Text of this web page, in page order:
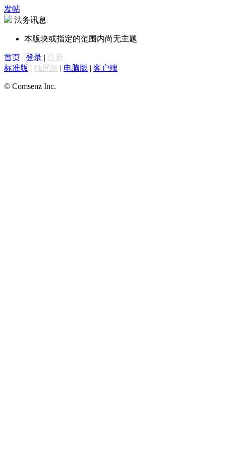
发帖
法务讯息
本版块或指定的范围内尚无主题
首页 | 登录 | 注册
标准版 | 触屏版 | 电脑版 | 客户端
© Comsenz Inc.